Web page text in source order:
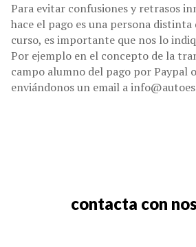
Para evitar confusiones y retrasos
hace el pago es una persona
curso, es importante que nos lo
Por ejemplo en el concepto de la
campo alumno del pago por Paypal
enviándonos un email a
contacta con